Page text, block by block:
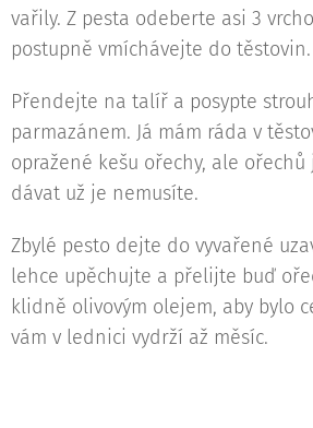
vařily. Z pesta odeberte asi 3
postupně vmíchávejte do těstovin.
Přendejte na talíř a posypte
parmazánem. Já mám ráda v
opražené kešu ořechy, ale ořechů
dávat už je nemusíte.
Zbylé pesto dejte do vyvařené
lehce upěchujte a přelijte buď
klidně olivovým olejem, aby bylo
vám v lednici vydrží až měsíc.